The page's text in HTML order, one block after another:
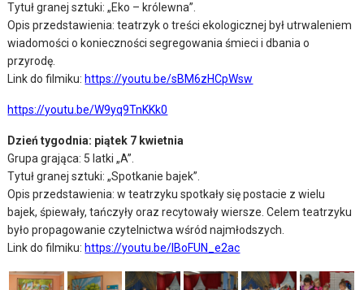
Tytuł granej sztuki: „Eko – królewna”.
Opis przedstawienia: teatrzyk o treści ekologicznej był utrwaleniem
wiadomości o konieczności segregowania śmieci i dbania o
przyrodę.
Link do filmiku: https://youtu.be/sBM6zHCpWsw
https://youtu.be/W9yq9TnKKk0
Dzień tygodnia: piątek 7 kwietnia
Grupa grająca: 5 latki „A”.
Tytuł granej sztuki: „Spotkanie bajek”.
Opis przedstawienia: w teatrzyku spotkały się postacie z wielu
bajek, śpiewały, tańczyły oraz recytowały wiersze. Celem teatrzyku
było propagowanie czytelnictwa wśród najmłodszych.
Link do filmiku: https://youtu.be/IBoFUN_e2ac